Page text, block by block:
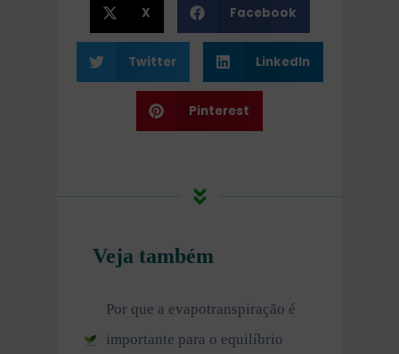
X Facebook
Twitter LinkedIn
Pinterest
Veja também
Por que a evapotranspiração é
importante para o equilíbrio